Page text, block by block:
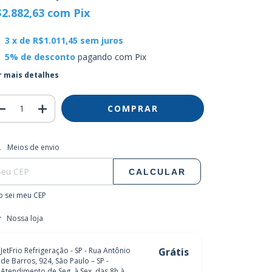
com Pix
3 x de R$1.011,45 sem juros
5% de desconto pagando com Pix
mais detalhes
para o CEP:
Meios de envio
CALCULAR
sei meu CEP
Nossa loja
JetFrio Refrigeração - SP - Rua Antônio
de Barros, 924, São Paulo – SP -
Grátis